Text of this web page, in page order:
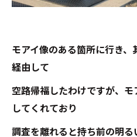
モアイ像のある箇所に行き
経由して
空路帰福したわけですが、
してくれており
調査を離れると持ち前の明